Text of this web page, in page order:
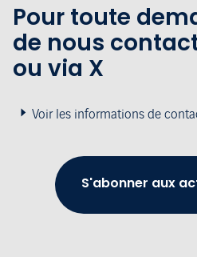
Pour toute
de nous
ou via X
Voir les informations de
S'abonner aux